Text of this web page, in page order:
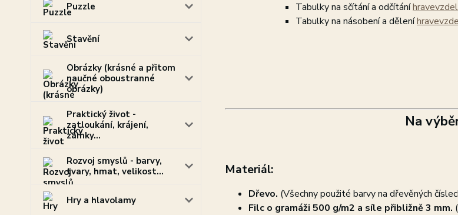
Puzzle
Stavění
Obrázky (krásné a přitom
naučné oboustranné
obrázky)
Praktický život -
zatloukání, krájení,
zámky...
Rozvoj smyslů - barvy,
tvary, hmat, velikost...
Hry a hlavolamy
Tabulky na sčítání a odčítání
Tabulky na násobení a dělení
Na
Materiál:
Dřevo. (Všechny použité barvy na dřevěných
Filc o gramáži 500 g/m2 a síle přibližně 3 mm.